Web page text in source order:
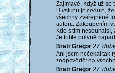
Zajímavé. Když už se
U vstupu je cedule,
všechny zveřejněné
autora. Zakoupením
Kdo s tím nesouhalsí,
Je tohle právně
Bratr Gregor 27.
Ani jsem nečekal tak
zodpovědět na
Bratr Gregor 27.